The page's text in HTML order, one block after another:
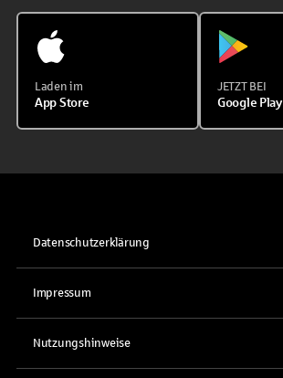
Laden im
App Store
JETZT BEI
Google Play
Datenschutzerklärung
Impressum
Nutzungshinweise